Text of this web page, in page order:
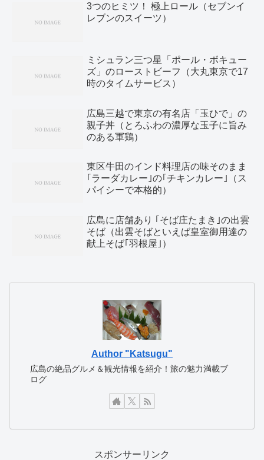
3つのヒミツ！ 極上ロール（セブンイ
レブンのスイーツ）
ミシュラン三つ星「ポール・ボキュー
ズ」のローストビーフ（大丸東京で17
時のタイムサービス）
広島三越で東京の有名店「玉ひで」の
親子丼（とろふわの濃厚な玉子に旨み
のある軍鶏）
東区牛田のインド料理店の味そのまま
｢ラーダカレー｣の｢チキンカレー｣（ス
パイシーで本格的）
広島に店舗あり ｢そば庄たまき｣の出雲
そば（出雲そばといえば皇室御用達の
献上そば｢羽根屋｣）
Author "Katsugu"
広島の絶品グルメ＆観光情報を紹介！旅の魅力満載ブ
ログ
スポンサーリンク